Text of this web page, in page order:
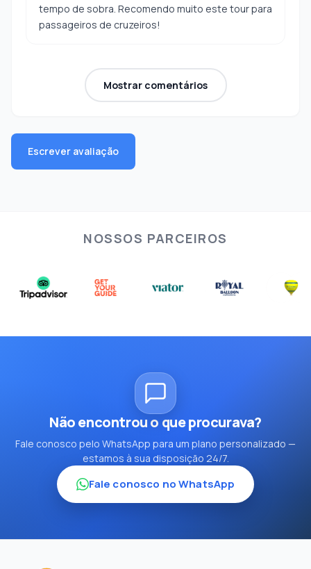
tempo de sobra. Recomendo muito este tour para
passageiros de cruzeiros!
Mostrar comentários
Escrever avaliação
NOSSOS PARCEIROS
Não encontrou o que procurava?
Fale conosco pelo WhatsApp para um plano personalizado —
estamos à sua disposição 24/7.
Fale conosco no WhatsApp